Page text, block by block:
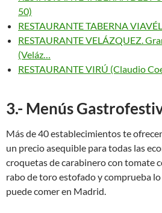
50)
RESTAURANTE TABERNA
RESTAURANTE VELÁZQUEZ.
(Veláz…
RESTAURANTE VIRÚ (Claudio
3.- Menús
Más de 40 establecimientos te
un precio asequible para todas las
croquetas de carabinero con tomate
rabo de toro estofado y comprueba
puede comer en Madrid.